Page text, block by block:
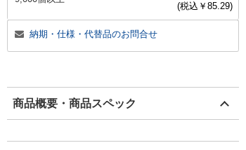
(税込￥ 85.29)
納期・仕様・代替品のお問合せ
商品概要・商品スペック